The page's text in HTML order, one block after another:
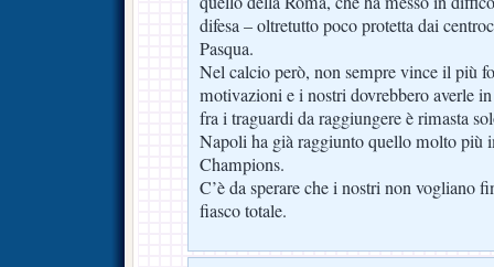
difesa – oltretutto poco protetta dai
Pasqua.
Nel calcio però, non sempre vince il più
motivazioni e i nostri dovrebbero averle
fra i traguardi da raggiungere è rimasta
Napoli ha già raggiunto quello molto più
Champions.
C’è da sperare che i nostri non vogliano
fiasco totale.